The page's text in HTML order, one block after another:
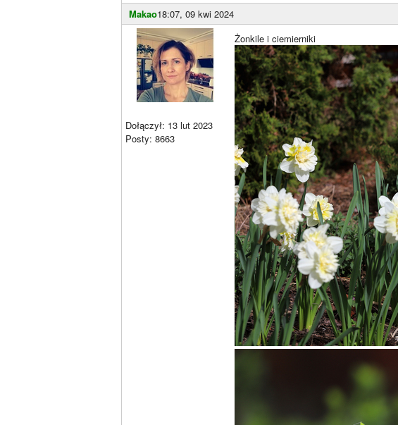
Makao18:07, 09 kwi 2024
Dołączył: 13 lut 2023
Posty: 8663
Żonkile i ciemierniki